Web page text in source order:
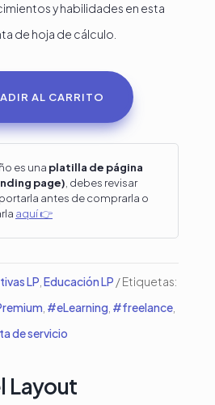
y habilidades en esta
de hoja de cálculo.
AL CARRITO
es una platilla de página
page) , debes revisar
antes de comprarla o
aquí 👉
LP Educación LP
Etiquetas:
#eLearning #freelance,
de servicio
Layout